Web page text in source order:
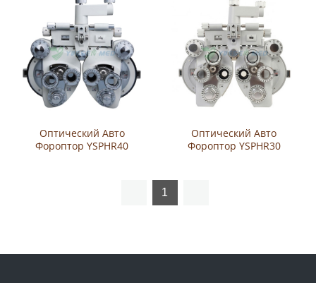
Оптический Авто
Фороптор YSPHR40
Оптический Авто
Фороптор YSPHR30
1